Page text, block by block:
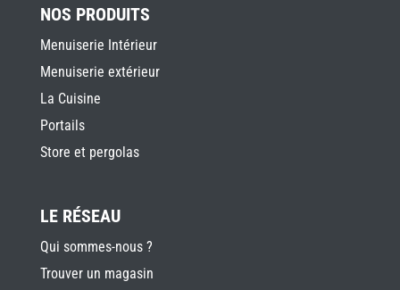
NOS PRODUITS
Menuiserie Intérieur
Menuiserie extérieur
La Cuisine
Portails
Store et pergolas
LE RÉSEAU
Qui sommes-nous ?
Trouver un magasin